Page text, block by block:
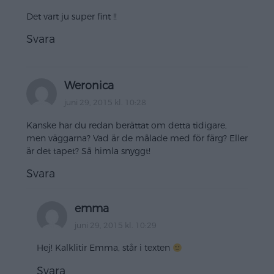
Det vart ju super fint !!
Svara
Weronica
juni 29, 2015 kl. 10:28
Kanske har du redan berättat om detta tidigare,
men väggarna? Vad är de målade med för färg? Eller
är det tapet? Så himla snyggt!
Svara
emma
juni 29, 2015 kl. 10:29
Hej! Kalklitir Emma, står i texten
Svara